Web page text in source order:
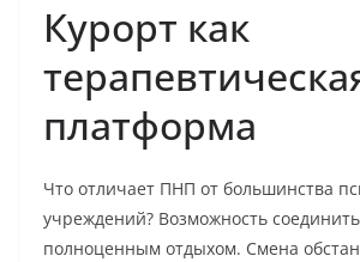
Курорт как
платформа
Что отличает ПНП от большинства
учреждений? Возможность
полноценным отдыхом. Смена